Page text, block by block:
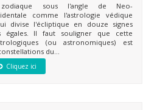
sous l'angle de Neo-
comme l'astrologie védique
divise l'écliptique en douze signes
égales. Il faut souligner que cette
(ou astronomiques) est
du...
Cliquez ici